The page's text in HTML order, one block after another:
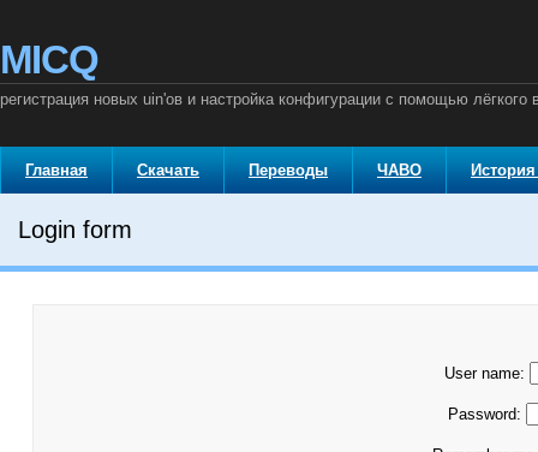
MICQ
регистрация новых uin'ов и настройка конфигурации с помощью лёгкого
Главная Скачать Переводы ЧАВО
Login form
User name:
Password: